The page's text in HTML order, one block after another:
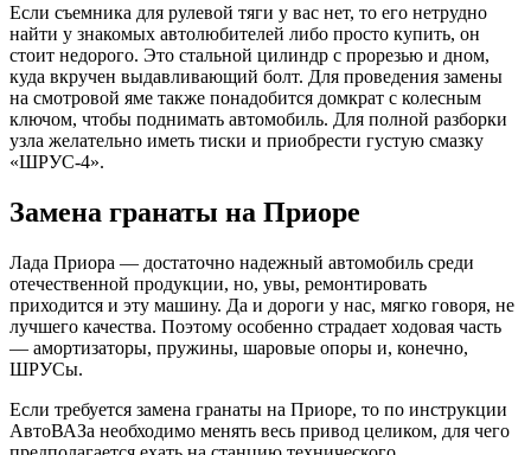
Если съемника для рулевой тяги у вас нет, то его нетрудно
найти у знакомых автолюбителей либо просто купить, он
стоит недорого. Это стальной цилиндр с прорезью и дном,
куда вкручен выдавливающий болт. Для проведения замены
на смотровой яме также понадобится домкрат с колесным
ключом, чтобы поднимать автомобиль. Для полной разборки
узла желательно иметь тиски и приобрести густую смазку
«ШРУС-4».
Замена гранаты на Приоре
Лада Приора — достаточно надежный автомобиль среди
отечественной продукции, но, увы, ремонтировать
приходится и эту машину. Да и дороги у нас, мягко говоря, не
лучшего качества. Поэтому особенно страдает ходовая часть
— амортизаторы, пружины, шаровые опоры и, конечно,
ШРУСы.
Если требуется замена гранаты на Приоре, то по инструкции
АвтоВАЗа необходимо менять весь привод целиком, для чего